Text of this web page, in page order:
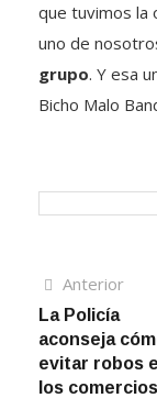
que tuvimos la
uno de
grupo. Y esa
Bicho Malo
de
Anterior
La Policía
aconseja
evitar robos
los